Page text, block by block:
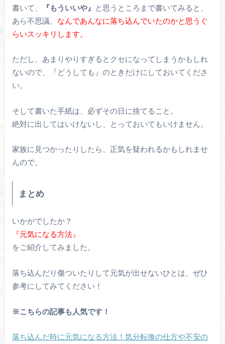
書いて、
『もういいや』 と思うところまで書いてみると、
あら不思議、 なんであんなに落ち込んでいたのかと思うぐ
らいスッキリします。
ただし、あまりやりすぎるとクセになってしまうかもしれ
ないので、『どうしても』のときだけにしておいてくださ
い。
そして書いた手紙は、必ずその日に捨てること。
絶対に出してはいけないし、とっておいてもいけません。
家族に見つかったりしたら、正気を疑われるかもしれませ
んので。
まとめ
いかがでしたか？
『元気になる方法』
をご紹介してみました。
落ち込んだり傷ついたりして元気が出せないひとは、ぜひ
参考にしてみてください！
※こちらの記事も人気です！
落ち込んだ時に元気になる方法！気分転換の仕方や不安の